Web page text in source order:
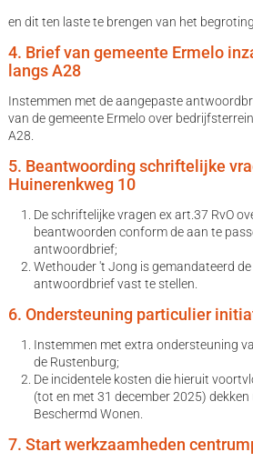
en dit ten laste te brengen van het
4. Brief van gemeente Ermelo
langs A28
Instemmen met de aangepaste
van de gemeente Ermelo over
A28.
5. Beantwoording schriftelijke
Huinerenkweg 10
De schriftelijke vragen ex art.37 RvO
beantwoorden conform de aan te
antwoordbrief;
Wethouder 't Jong is gemandateerd
antwoordbrief vast te stellen.
6. Ondersteuning particulier
Instemmen met extra ondersteuning
de Rustenburg;
De incidentele kosten die hieruit
(tot en met 31 december 2025)
Beschermd Wonen.
7. Start werkzaamheden